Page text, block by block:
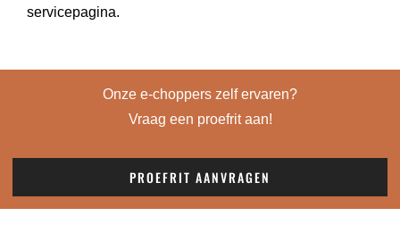
servicepagina.
Onze e-choppers zelf ervaren?
Vraag een proefrit aan!
PROEFRIT AANVRAGEN